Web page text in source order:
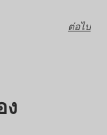
ต่อไป
ง